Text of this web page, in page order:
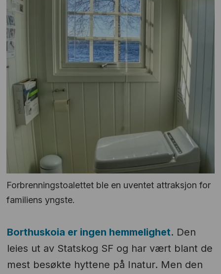
Forbrenningstoalettet ble en uventet attraksjon for
familiens yngste.
Borthuskoia er ingen hemmelighet. Den
leies ut av Statskog SF og har vært blant de
mest besøkte hyttene på Inatur. Men den